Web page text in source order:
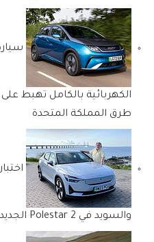
الكهربائية بالكامل تهبط
طرق المملكة المتحدة
والسويد في Polestar 2 الجديد